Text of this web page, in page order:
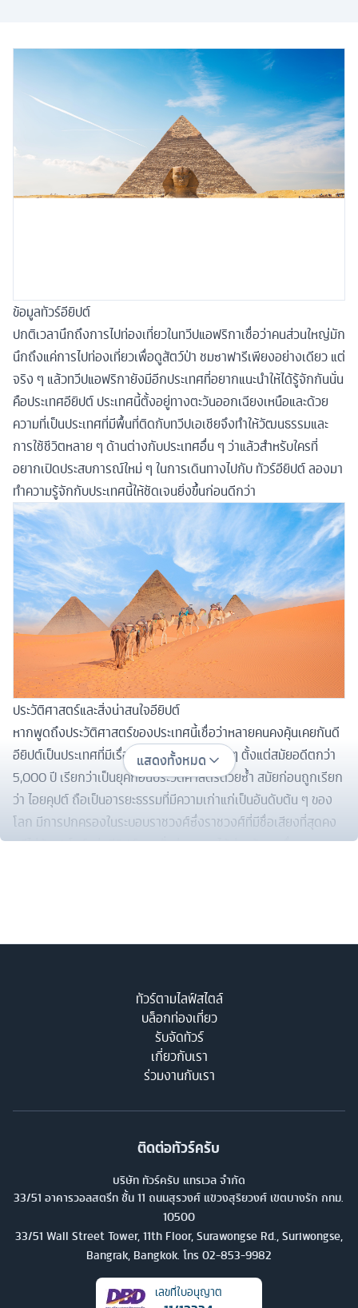
ข้อมูลทัวร์อียิปต์
ปกติเวลานึกถึงการไปท่องเที่ยวในทวีปแอฟริกาเชื่อว่าคนส่วนใหญ่มัก
นึกถึงแค่การไปท่องเที่ยวเพื่อดูสัตว์ป่า ชมซาฟารีเพียงอย่างเดียว แต่
จริง ๆ แล้วทวีปแอฟริกายังมีอีกประเทศที่อยากแนะนำให้ได้รู้จักกันนั่น
คือประเทศอียิปต์ ประเทศนี้ตั้งอยู่ทางตะวันออกเฉียงเหนือและด้วย
ความที่เป็นประเทศที่มีพื้นที่ติดกับทวีปเอเชียจึงทำให้วัฒนธรรมและ
การใช้ชีวิตหลาย ๆ ด้านต่างกับประเทศอื่น ๆ ว่าแล้วสำหรับใครที่
อยากเปิดประสบการณ์ใหม่ ๆ ในการเดินทางไปกับ ทัวร์อียิปต์ ลองมา
ทำความรู้จักกับประเทศนี้ให้ชัดเจนยิ่งขึ้นก่อนดีกว่า
ประวัติศาสตร์และสิ่งน่าสนใจอียิปต์
หากพูดถึงประวัติศาสตร์ของประเทศนี้เชื่อว่าหลายคนคงคุ้นเคยกันดี
อียิปต์เป็นประเทศที่มีเรื่องราวมายาวนานมาก ๆ ตั้งแต่สมัยอดีตกว่า
5,000 ปี เรียกว่าเป็นยุคก่อนประวัติศาสตร์ด้วยซ้ำ สมัยก่อนถูกเรียก
ว่า ไอยคุปต์ ถือเป็นอารยะธรรมที่มีความเก่าแก่เป็นอันดับต้น ๆ ของ
โลก มีการปกครองในระบอบราชวงศ์ซึ่งราชวงศ์ที่มีชื่อเสียงที่สุดคง
หนีไม่พ้นฟาโรห์แห่งอียิปต์ กระทั่งช่วงเวลาได้ผ่านพ้นมาเรื่อย ๆ
การปกครองโดยกษัตริย์ของประเทศนี้ได้เปลี่ยนมาเป็นระบอบ
สาธารณรัฐดังเช่นทุกวันนี้
แสดงทั้งหมด
ทัวร์ตามไลฟ์สไตล์
บล็อกท่องเที่ยว
รับจัดทัวร์
เกี่ยวกับเรา
ร่วมงานกับเรา
ติดต่อทัวร์ครับ
บริษัท ทัวร์ครับ แทรเวล จำกัด
33/51 อาคารวอลสตรีท ชั้น 11 ถนนสุรวงศ์ แขวงสุริยวงศ์ เขตบางรัก กทม.
10500
33/51 Wall Street Tower, 11th Floor, Surawongse Rd., Suriwongse,
Bangrak, Bangkok. โทร 02-853-9982
เลขที่ใบอนุญาต